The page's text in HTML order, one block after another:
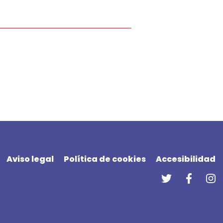
Aviso legal Política de cookies Accesibilidad